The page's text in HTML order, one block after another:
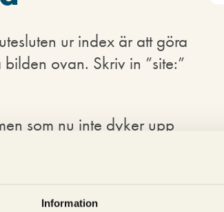
Information
ur index är att göra
ovan. Skriv in ”site:”
som nu inte dyker upp
(Detta under förutsättning
som gör att den inte